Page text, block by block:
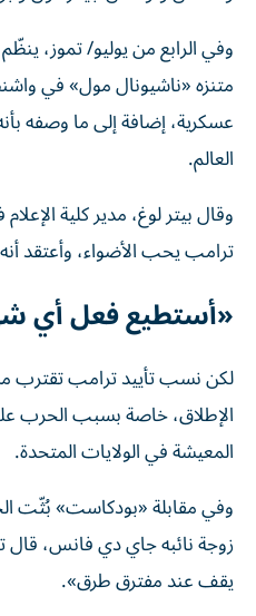
وفي الرابع من يوليو/ تموز،
متنزه «ناشيونال مول» في
عسكرية، إضافة إلى ما وصفه
العالم.
وقال بيتر لوغ، مدير كلية
ترامب يحب الأضواء، وأعتقد
«أستطيع فعل أي
لكن نسب تأييد ترامب تقترب
الإطلاق، خاصة بسبب الحرب
المعيشة في الولايات المتحدة.
وفي مقابلة «بودكاست» بُثّت
زوجة نائبه جاي دي فانس، قال
يقف عند مفترق طرق».